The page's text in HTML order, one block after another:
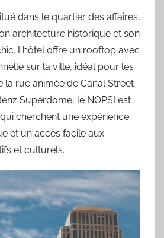
dans le quartier des affaires,
architecture historique et son
L’hôtel offre un rooftop avec
sur la ville, idéal pour les
la rue animée de Canal Street
Superdome, le NOPSI est
cherchent une expérience
et un accès facile aux
et culturels.